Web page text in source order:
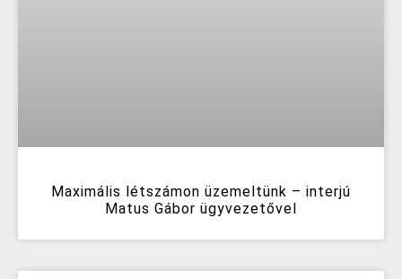
Maximális létszámon üzemeltünk – interjú
Matus Gábor ügyvezetővel